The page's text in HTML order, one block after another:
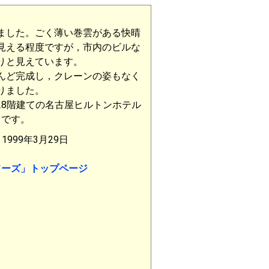
た。ごく薄い巻雲がある快晴
える程度ですが，市内のビルな
と見えています。
完成し，クレーンの姿もなく
ました。
建ての名古屋ヒルトンホテル
です。
年3月29日
ズ」トップページ